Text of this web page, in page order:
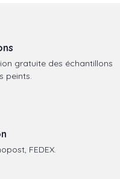
gratuite des échantillons
peints.
FEDEX.